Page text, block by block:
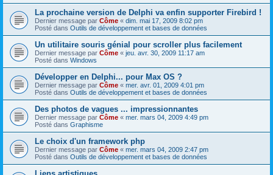
La prochaine version de Delphi va enfin supporter Firebird !
Dernier message par Côme « dim. mai 17, 2009 8:02 pm
Posté dans Outils de développement et bases de données
Un utilitaire souris génial pour scroller plus facilement
Dernier message par Côme « jeu. avr. 30, 2009 11:17 am
Posté dans Windows
Développer en Delphi... pour Max OS ?
Dernier message par Côme « mer. avr. 01, 2009 4:01 pm
Posté dans Outils de développement et bases de données
Des photos de vagues ... impressionnantes
Dernier message par Côme « mer. mars 04, 2009 4:49 pm
Posté dans Graphisme
Le choix d'un framework php
Dernier message par Côme « mer. mars 04, 2009 2:47 pm
Posté dans Outils de développement et bases de données
Liens artistiques